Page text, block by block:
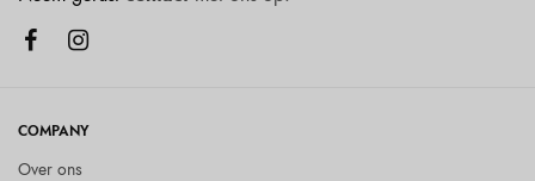
COMPANY
Over ons